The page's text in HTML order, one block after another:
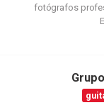
fotógrafos